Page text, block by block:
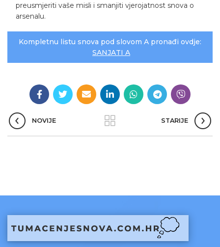
preusmjeriti vaše misli i smanjiti vjerojatnost snova o
arsenalu.
Kompletnu listu snova pod slovom A pronađi ovdje:
SANJATI A
NOVIJE STARIJE